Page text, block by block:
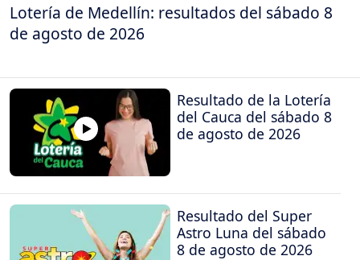
Lotería de Medellín: resultados del sábado 8
de agosto de 2026
Resultado de la Lotería
del Cauca del sábado 8
de agosto de 2026
Resultado del Super
Astro Luna del sábado
8 de agosto de 2026